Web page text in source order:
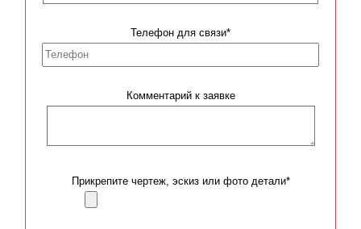
Телефон для связи*
Комментарий к заявке
Прикрепите чертеж, эскиз или фото детали*